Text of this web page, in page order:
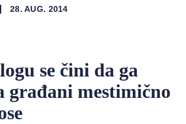
28. AUG. 2014
se čini da ga
građani mestimično